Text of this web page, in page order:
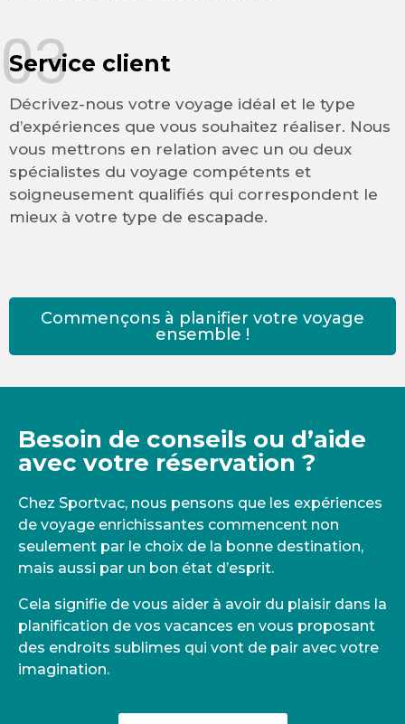
Service client
Décrivez-nous votre voyage idéal et le type
d’expériences que vous souhaitez réaliser. Nous
vous mettrons en relation avec un ou deux
spécialistes du voyage compétents et
soigneusement qualifiés qui correspondent le
mieux à votre type de escapade.
03
Commençons à planifier votre voyage
ensemble !
Besoin de conseils ou d’aide
avec votre réservation ?
Chez Sportvac, nous pensons que les expériences
de voyage enrichissantes commencent non
seulement par le choix de la bonne destination,
mais aussi par un bon état d’esprit.
Cela signifie de vous aider à avoir du plaisir dans la
planification de vos vacances en vous proposant
des endroits sublimes qui vont de pair avec votre
imagination.